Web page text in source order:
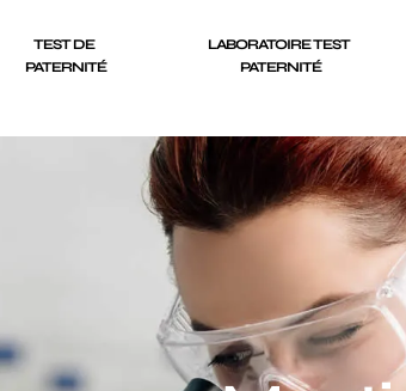
TEST DE
PATERNITÉ
LABORATOIRE TEST
PATERNITÉ